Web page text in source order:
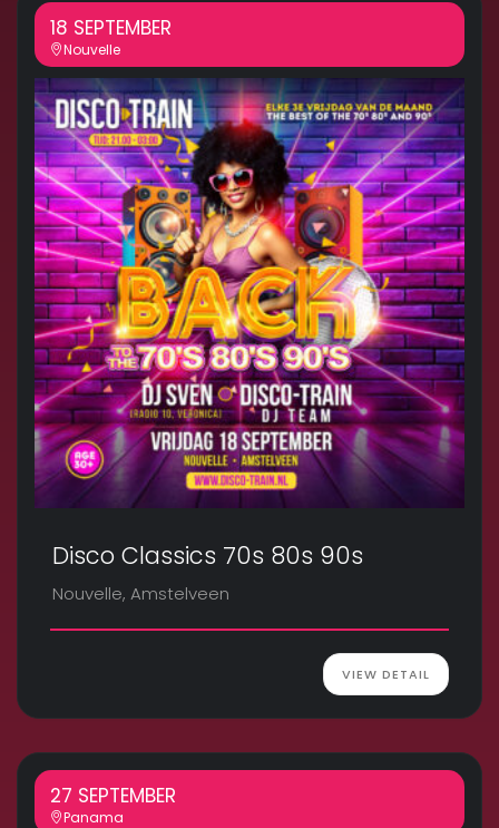
18 SEPTEMBER
Nouvelle
Disco Classics 70s 80s 90s
Nouvelle, Amstelveen
VIEW DETAIL
27 SEPTEMBER
Panama